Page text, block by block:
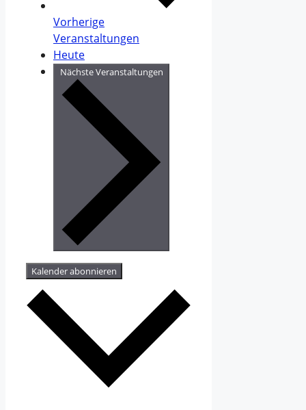
Vorherige
Veranstaltungen
Heute
NächsteVeranstaltungen
Kalender abonnieren